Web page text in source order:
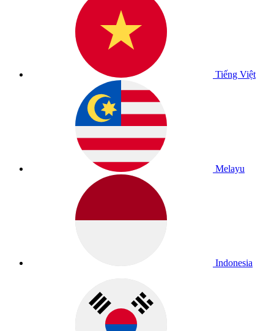
Tiếng Việt
Melayu
Indonesia